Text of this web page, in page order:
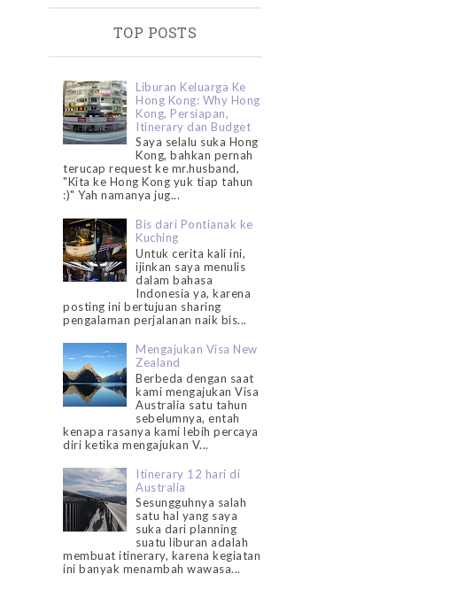
TOP POSTS
Liburan Keluarga Ke
Hong Kong: Why Hong
Kong, Persiapan,
Itinerary dan Budget
Saya selalu suka Hong
Kong, bahkan pernah
terucap request ke mr.husband,
"Kita ke Hong Kong yuk tiap tahun
:)" Yah namanya jug...
Bis dari Pontianak ke
Kuching
Untuk cerita kali ini,
ijinkan saya menulis
dalam bahasa
Indonesia ya, karena
posting ini bertujuan sharing
pengalaman perjalanan naik bis...
Mengajukan Visa New
Zealand
Berbeda dengan saat
kami mengajukan Visa
Australia satu tahun
sebelumnya, entah
kenapa rasanya kami lebih percaya
diri ketika mengajukan V...
Itinerary 12 hari di
Australia
Sesungguhnya salah
satu hal yang saya
suka dari planning
suatu liburan adalah
membuat itinerary, karena kegiatan
ini banyak menambah wawasa...